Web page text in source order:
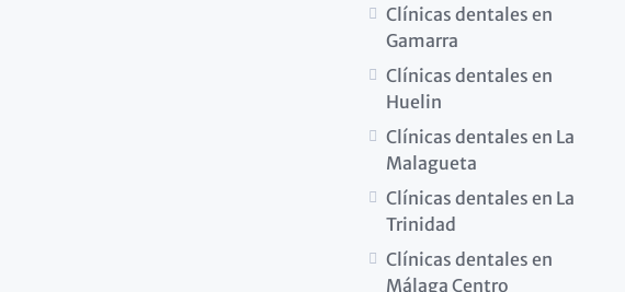
Clínicas dentales en
Gamarra
Clínicas dentales en
Huelin
Clínicas dentales en La
Malagueta
Clínicas dentales en La
Trinidad
Clínicas dentales en
Málaga Centro